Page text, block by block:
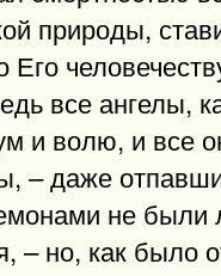
природы,
Его
все ангелы,
и волю, и все
– даже
не
– но, как было